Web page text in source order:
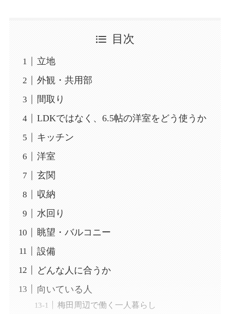
目次
立地
外観・共用部
間取り
LDKではなく、6.5帖の洋室をどう使うか
キッチン
洋室
玄関
収納
水回り
眺望・バルコニー
設備
どんな人に合うか
向いている人
梅田周辺で働く一人暮らし